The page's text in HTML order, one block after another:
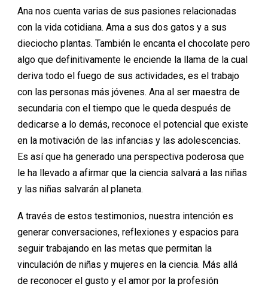
Ana nos cuenta varias de sus pasiones relacionadas
con la vida cotidiana. Ama a sus dos gatos y a sus
dieciocho plantas. También le encanta el chocolate pero
algo que definitivamente le enciende la llama de la cual
deriva todo el fuego de sus actividades, es el trabajo
con las personas más jóvenes. Ana al ser maestra de
secundaria con el tiempo que le queda después de
dedicarse a lo demás, reconoce el potencial que existe
en la motivación de las infancias y las adolescencias.
Es así que ha generado una perspectiva poderosa que
le ha llevado a afirmar que la ciencia salvará a las niñas
y las niñas salvarán al planeta.
A través de estos testimonios, nuestra intención es
generar conversaciones, reflexiones y espacios para
seguir trabajando en las metas que permitan la
vinculación de niñas y mujeres en la ciencia. Más allá
de reconocer el gusto y el amor por la profesión